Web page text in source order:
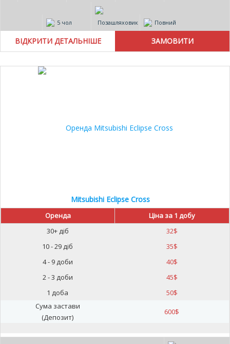
5 чол Позашляховик Повний
ВІДКРИТИ ДЕТАЛЬНІШЕ
Mitsubishi Eclipse Cross
Оренда
Ціна за 1 добу
30+ діб
32$
10 - 29 діб
35$
4 - 9 доби
40$
2 - 3 доби
45$
1 доба
50$
Сума застави
(Депозит)
600$